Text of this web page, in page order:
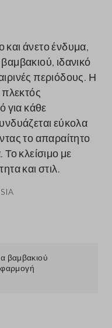
και άνετο ένδυμα,
ιδανικό
περιόδους. Η
για κάθε
εύκολα
το απαραίτητο
κλείσιμο με
και στιλ.